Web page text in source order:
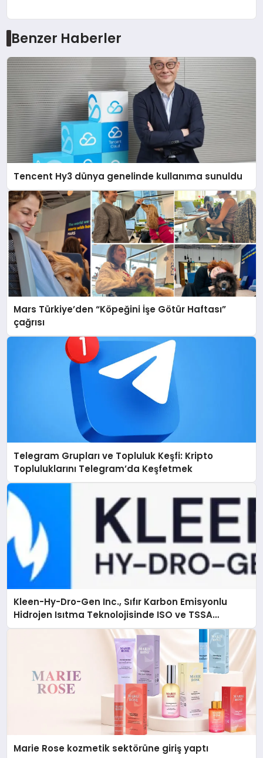
Benzer Haberler
Tencent Hy3 dünya genelinde kullanıma sunuldu
Mars Türkiye’den “Köpeğini İşe Götür Haftası”
çağrısı
Telegram Grupları ve Topluluk Keşfi: Kripto
Topluluklarını Telegram’da Keşfetmek
Kleen-Hy-Dro-Gen Inc., Sıfır Karbon Emisyonlu
Hidrojen Isıtma Teknolojisinde ISO ve TSSA
Düzenleyici Onaylarını Aldı
Marie Rose kozmetik sektörüne giriş yaptı